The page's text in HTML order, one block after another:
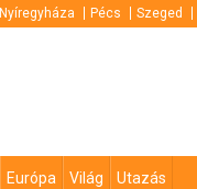
Nyíregyháza Pécs Szeged
Európa Világ Utazás